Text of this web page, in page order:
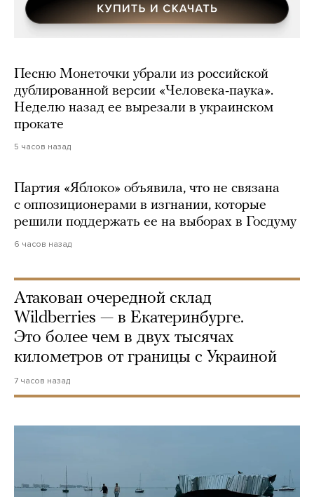
Песню Монеточки убрали из российской
дублированной версии «Человека-паука».
Неделю назад ее вырезали в украинском
прокате
5 часов назад
Партия «Яблоко» объявила, что не связана
с оппозиционерами в изгнании, которые
решили поддержать ее на выборах в Госдуму
6 часов назад
Атакован очередной склад
Wildberries — в Екатеринбурге.
Это более чем в двух тысячах
километров от границы с Украиной
7 часов назад